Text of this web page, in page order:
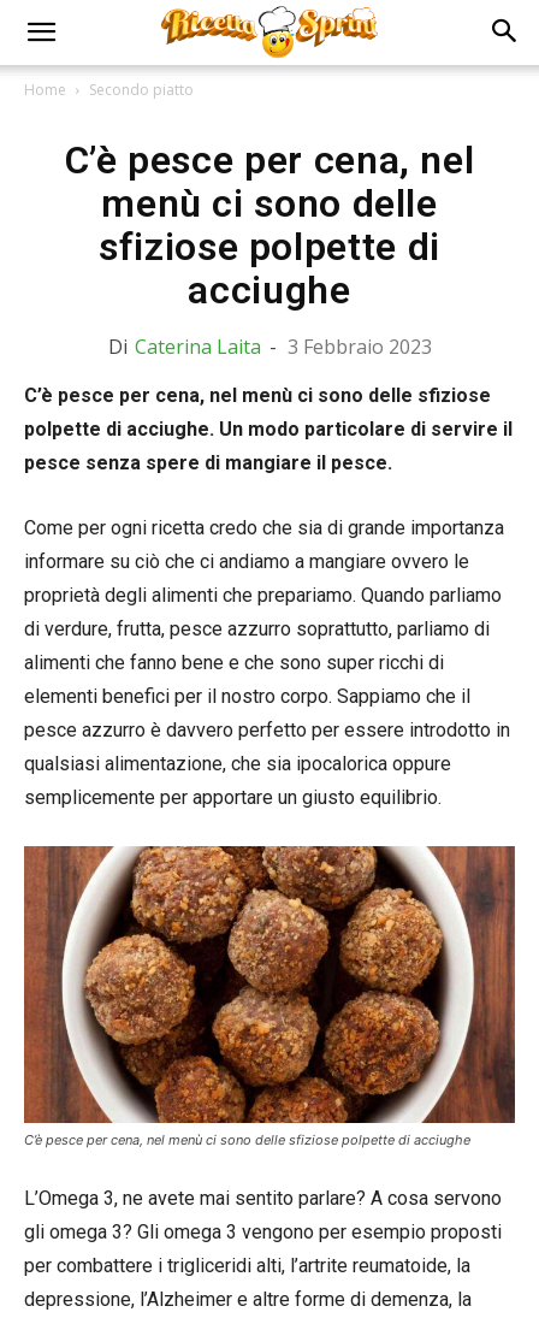
Home Secondo piatto
C’è pesce per cena, nel
menù ci sono delle
sfiziose polpette di
acciughe
Di Caterina Laita - 3 Febbraio 2023
C’è pesce per cena, nel menù ci sono delle sfiziose
polpette di acciughe. Un modo particolare di servire il
pesce senza spere di mangiare il pesce.
Come per ogni ricetta credo che sia di grande importanza
informare su ciò che ci andiamo a mangiare ovvero le
proprietà degli alimenti che prepariamo. Quando parliamo
di verdure, frutta, pesce azzurro soprattutto, parliamo di
alimenti che fanno bene e che sono super ricchi di
elementi benefici per il nostro corpo. Sappiamo che il
pesce azzurro è davvero perfetto per essere introdotto in
qualsiasi alimentazione, che sia ipocalorica oppure
semplicemente per apportare un giusto equilibrio.
C’è pesce per cena, nel menù ci sono delle sfiziose polpette di acciughe
L’Omega 3, ne avete mai sentito parlare? A cosa servono
gli omega 3? Gli omega 3 vengono per esempio proposti
per combattere i trigliceridi alti, l’artrite reumatoide, la
depressione, l’Alzheimer e altre forme di demenza, la